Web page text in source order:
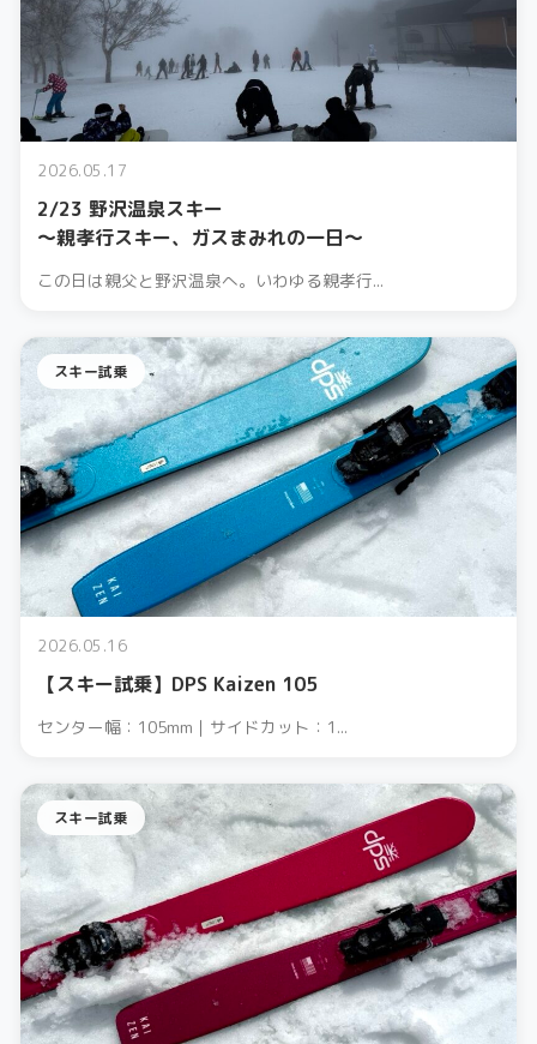
2026.05.17
2/23 野沢温泉スキー
〜親孝行スキー、ガスまみれの一日〜
この日は親父と野沢温泉へ。いわゆる親孝行...
スキー試乗
2026.05.16
【スキー試乗】DPS Kaizen 105
センター幅：105mm｜サイドカット：1...
スキー試乗